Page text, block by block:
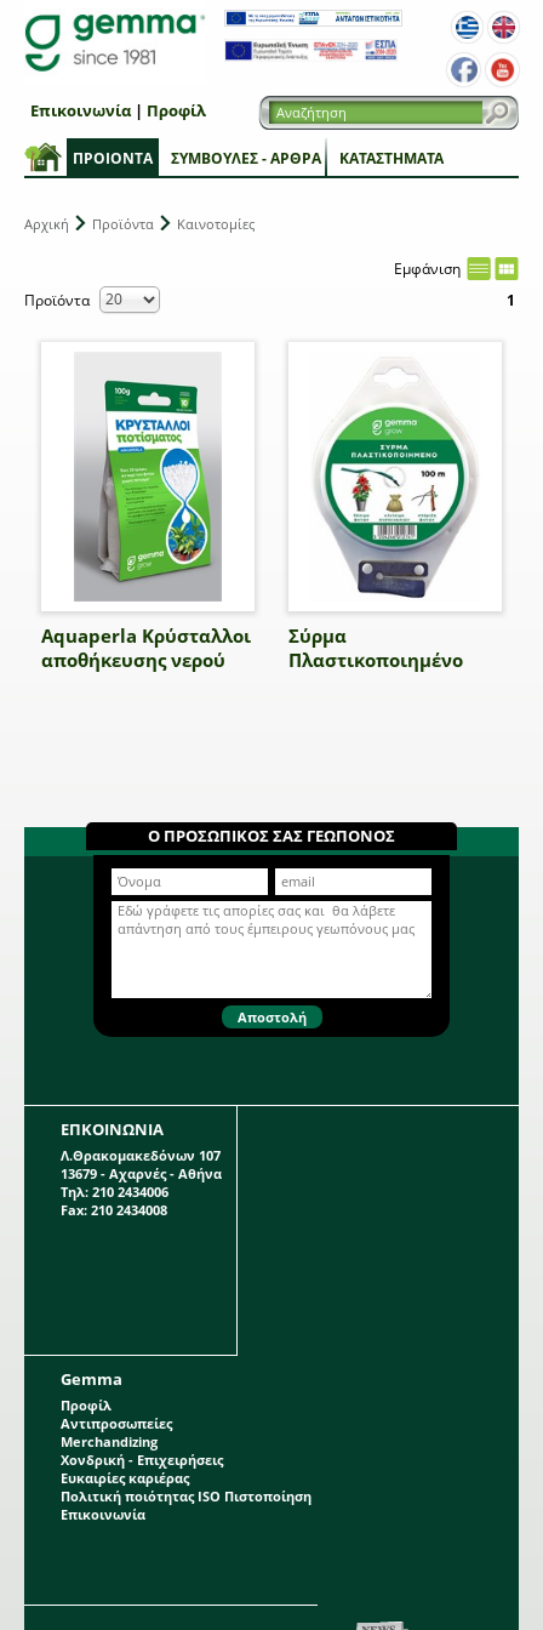
ΠΡΟΙΟΝΤΑ ΣΥΜΒΟΥΛΕΣ - ΑΡΘΡΑ ΚΑΤΑΣΤΗΜΑΤΑ
Επικοινωνία| Προφίλ
Αρχική Προϊόντα Καινοτομίες
Εμφάνιση
Προϊόντα
1
Aquaperla Κρύσταλλοι
αποθήκευσης νερού
Σύρμα
Πλαστικοποιημένο
Ο ΠΡΟΣΩΠΙΚΟΣ ΣΑΣ ΓΕΩΠΟΝΟΣ
ΕΠΚΟΙΝΩΝΙΑ
Λ.Θρακομακεδόνων 107
13679 - Αχαρνές - Αθήνα
Τηλ: 210 2434006
Fax: 210 2434008
Gemma
Προφίλ
Αντιπροσωπείες
Merchandizing
Χονδρική - Επιχειρήσεις
Ευκαιρίες καριέρας
Πολιτική ποιότητας ISO Πιστοποίηση
Επικοινωνία